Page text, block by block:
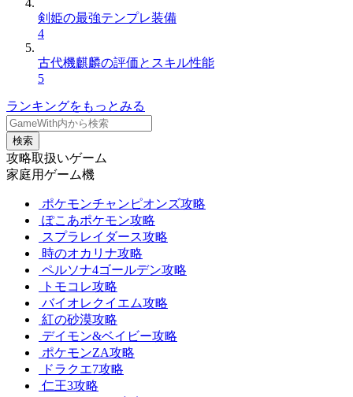
剣姫の最強テンプレ装備
4
古代機麒麟の評価とスキル性能
5
ランキングをもっとみる
検索
攻略取扱いゲーム
家庭用ゲーム機
ポケモンチャンピオンズ攻略
ぽこあポケモン攻略
スプラレイダース攻略
時のオカリナ攻略
ペルソナ4ゴールデン攻略
トモコレ攻略
バイオレクイエム攻略
紅の砂漠攻略
デイモン&ベイビー攻略
ポケモンZA攻略
ドラクエ7攻略
仁王3攻略